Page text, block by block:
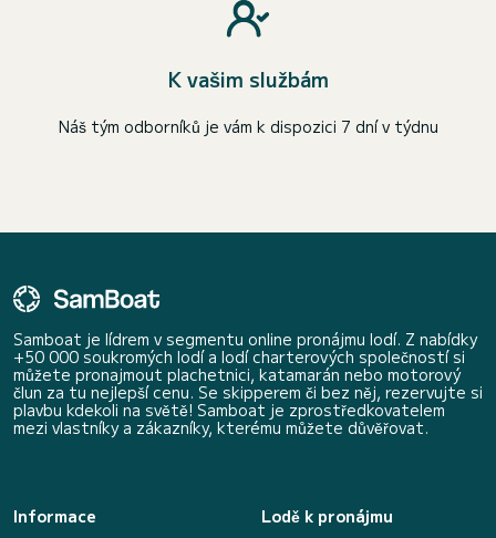
K vašim službám
Náš tým odborníků je vám k dispozici 7 dní v týdnu
Samboat je lídrem v segmentu online pronájmu lodí. Z nabídky
+50 000 soukromých lodí a lodí charterových společností si
můžete pronajmout plachetnici, katamarán nebo motorový
člun za tu nejlepší cenu. Se skipperem či bez něj, rezervujte si
plavbu kdekoli na světě! Samboat je zprostředkovatelem
mezi vlastníky a zákazníky, kterému můžete důvěřovat.
Informace
Lodě k pronájmu